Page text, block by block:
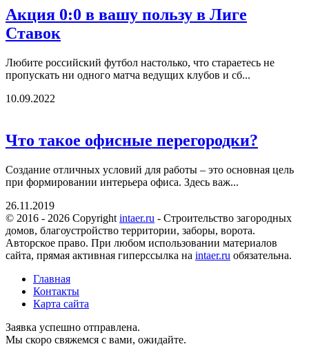
Акция 0:0 в вашу пользу в Лиге
Ставок
Любите российский футбол настолько, что стараетесь не
пропускать ни одного матча ведущих клубов и сб...
10.09.2022
Что такое офисные перегородки?
Создание отличных условий для работы – это основная цель
при формировании интерьера офиса. Здесь важ...
26.11.2019
© 2016 - 2026 Copyright intaer.ru - Cтроительство загородных
домов, благоустройство территории, заборы, ворота.
Авторское право. При любом использовании материалов
сайта, прямая активная гиперссылка на intaer.ru обязательна.
Главная
Контакты
Карта сайта
Заявка успешно отправлена.
Мы скоро свяжемся с вами, ожидайте.